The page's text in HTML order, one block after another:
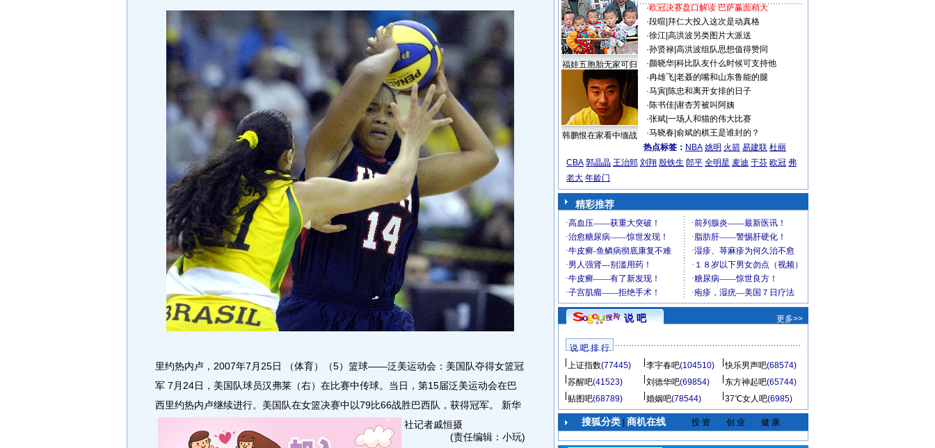
里约热内卢，2007年7月25日 （体育）（5）篮球――泛美运动会：美国队夺得女篮冠
军 7月24日，美国队球员汉弗莱（右）在比赛中传球。当日，第15届泛美运动会在巴
西里约热内卢继续进行。美国队在女篮决赛中以79比66战胜巴西队，获得冠军。 新华
社记者戚恒摄
(责任编辑：小玩)
福娃五胞胎无家可归
韩鹏恨在家看中缅战
·欧冠决赛盘口解读 巴萨赢面稍大
·段暄 拜仁大投入这次是动真格
·徐江| 高洪波另类图片大派送
·孙贤禄| 高洪波组队思想值得赞同
·颜晓华| 科比队友什么时候可支持他
·冉雄飞| 老聂的嘴和山东鲁能的腿
·马寅| 陈忠和离开女排的日子
·陈书佳| 谢杏芳被叫阿姨
·张斌| 一场人和猫的伟大比赛
·马晓春| 俞斌的棋王是谁封的？
热点标签： NBA 姚明 火箭 易建联 杜丽
CBA 郭晶晶 王治郅 刘翔 殷铁生 郎平 全明星 麦迪 于芬 欧冠 弗
老大 年龄门
精彩推荐
说 吧 更多>>
说 吧 排 行
上证指数(77445) 李宇春吧(104510) 快乐男声吧(68574)
苏醒吧(41523) 刘德华吧(69854) 东方神起吧(65744)
贴图吧(68789) 婚姻吧(78544) 37℃女人吧(6985)
搜狐分类| 商机在线 投 资 创 业 健 康